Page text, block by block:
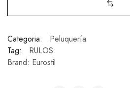
Categoria:
Peluquería
Tag:
RULOS
Brand: Eurostil